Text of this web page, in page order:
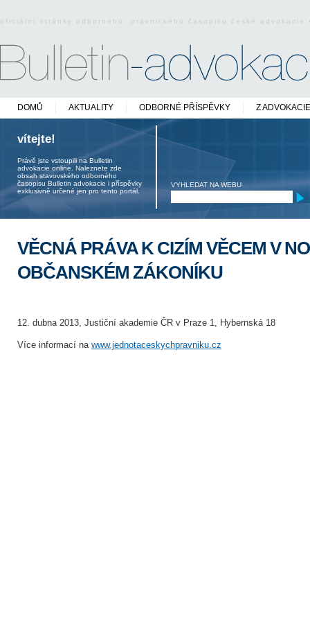
oficiální stránky odborného právnického časopisu české
DOMŮ AKTUALITY ODBORNÉ PŘÍSPĚVKY Z ADVOKACIE
vítejte!
Právě jste vstoupili na Bulletin
advokacie online. Naleznete zde
obsah stavovského odborného
časopisu Bulletin advokacie i příspěvky
exklusivně určené jen pro tento portál.
VYHLEDAT NA WEBU
VĚCNÁ PRÁVA K CIZÍM VĚCEM V
OBČANSKÉM ZÁKONÍKU
12. dubna 2013, Justiční akademie ČR v Praze 1, Hybernská 18
Více informací na www.jednotaceskychpravniku.cz